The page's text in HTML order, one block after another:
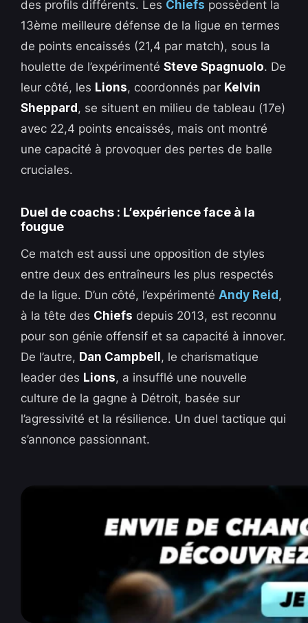
des profils différents. Les Chiefs possèdent la
13ème meilleure défense de la ligue en termes
de points encaissés (21,4 par match), sous la
houlette de l’expérimentéSteve Spagnuolo. De
leur côté, les Lions, coordonnés par Kelvin
Sheppard, se situent en milieu de tableau (17e)
avec 22,4 points encaissés, mais ont montré
une capacité à provoquer des pertes de balle
cruciales.
Duel de coachs : L’expérience face à la
fougue
​Ce match est aussi une opposition de styles
entre deux des entraîneurs les plus respectés
de la ligue. D’un côté, l’expérimentéAndy Reid,
à la tête des Chiefs depuis 2013, est reconnu
pour son génie offensif et sa capacité à innover.
De l’autre, Dan Campbell, le charismatique
leader des Lions, a insufflé une nouvelle
culture de la gagne à Détroit, basée sur
l’agressivité et la résilience. Un duel tactique qui
s’annonce passionnant.